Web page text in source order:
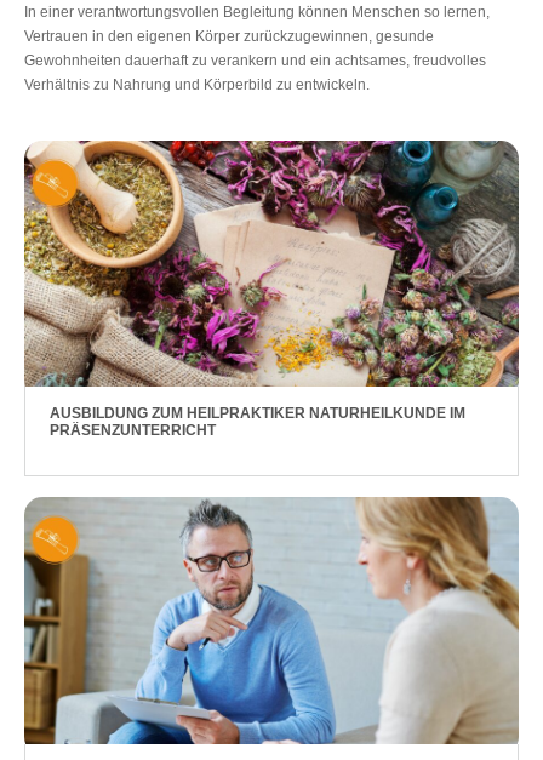
In einer verantwortungsvollen Begleitung können Menschen so lernen,
Vertrauen in den eigenen Körper zurückzugewinnen, gesunde
Gewohnheiten dauerhaft zu verankern und ein achtsames, freudvolles
Verhältnis zu Nahrung und Körperbild zu entwickeln.
AUSBILDUNG ZUM HEILPRAKTIKER NATURHEILKUNDE IM
PRÄSENZUNTERRICHT